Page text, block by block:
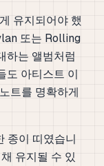
유지되어야 했
또는 Rolling
하는 앨범처럼
도 아티스트 이
트를 명확하게
종이 띠였습니
유지될 수 있